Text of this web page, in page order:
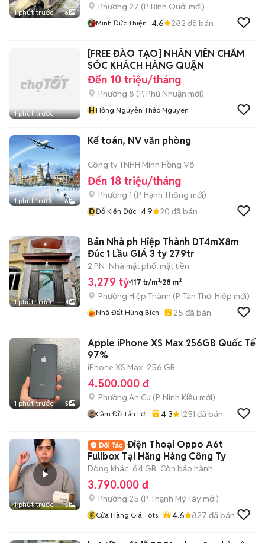
1 phút trước 6
Phường 27 (P. Bình Quới mới)
Minh Đức Thiện 4.6 282 đã bán
1 phút trước
[FREE ĐÀO TẠO] NHÂN VIÊN CHĂM
SÓC KHÁCH HÀNG QUẬN
Đến 10 triệu/tháng
Phường 8 (P. Phú Nhuận mới)
HHồng Nguyễn Thảo Nguyên
1 phút trước 6
Kế toán, NV văn phòng
Công ty TNHH Minh Hồng Võ
Đến 18 triệu/tháng
Phường 1 (P. Hạnh Thông mới)
ĐĐỗ Kiến Đức 4.9 20 đã bán
1 phút trước 4
Bán Nhà ph Hiệp Thành DT4mX8m
Đúc 1 Lầu GIÁ 3 ty 279tr
2 PN Nhà mặt phố, mặt tiền
3,279 tỷ 117 tr/m² 28 m²
Phường Hiệp Thành (P. Tân Thới Hiệp mới)
Nhà Đất Hùng Bích 25 đã bán
1 phút trước 5
Apple iPhone XS Max 256GB Quốc Tế
97%
iPhone XS Max 256 GB
4.500.000 đ
Phường An Cư(P. Ninh Kiều mới)
Cầm Đồ Tấn Lợi 4.3 1251 đã bán
1 phút trước 5
Điện Thoại Oppo A6t
Fullbox Tại Hãng Hàng Công Ty
Dòng khác 64 GB Còn bảo hành
3.790.000 đ
Phường 25 (P. Thạnh Mỹ Tây mới)
Cửa Hàng Giá Tôts 4.6 827 đã bán